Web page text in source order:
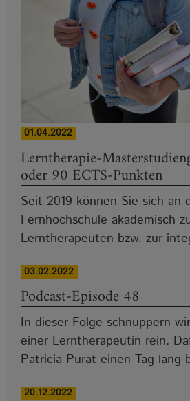
01.04.2022
Lerntherapie-
oder 90 ECTS-Punkten
Seit 2019 können Sie sich an
Fernhochschule akademisch
Lerntherapeuten bzw. zur
03.02.2022
Podcast-Episode 48
In dieser Folge schnuppern
einer Lerntherapeutin rein.
Patricia Purat einen Tag lang
20.12.2022